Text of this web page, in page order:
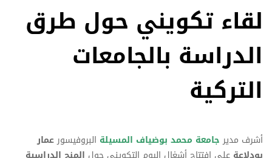
لقاء تكويني حول طرق
الدراسة بالجامعات
التركية
أشرف مديرجامعة محمد بوضياف المسيلة البروفيسورعمار